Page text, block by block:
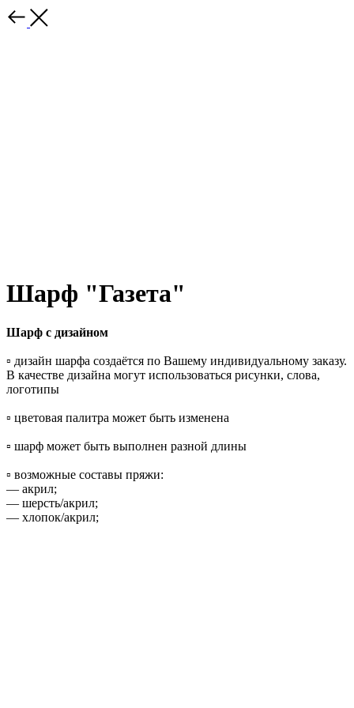
Шарф "Газета"
Шарф с дизайном
▫️ дизайн шарфа создаётся по Вашему индивидуальному заказу.
В качестве дизайна могут использоваться рисунки, слова,
логотипы
▫️ цветовая палитра может быть изменена
▫️ шарф может быть выполнен разной длины
▫️ возможные составы пряжи:
— акрил;
— шерсть/акрил;
— хлопок/акрил;